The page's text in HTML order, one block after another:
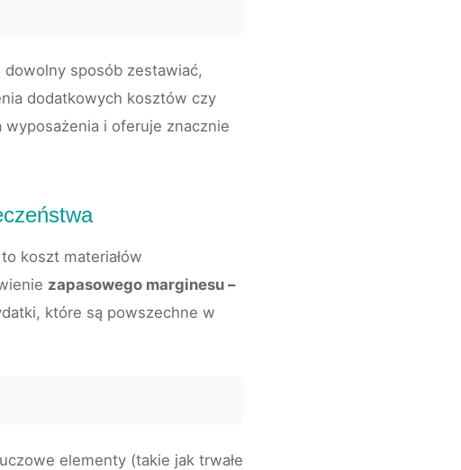
sposób zestawiać,
dodatkowych kosztów czy
i oferuje znacznie
koszt materiałów
zapasowego marginesu –
które są powszechne w
elementy (takie jak trwałe